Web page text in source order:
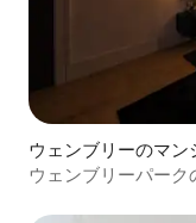
ウェンブリーのマン
ウェンブリーパーク